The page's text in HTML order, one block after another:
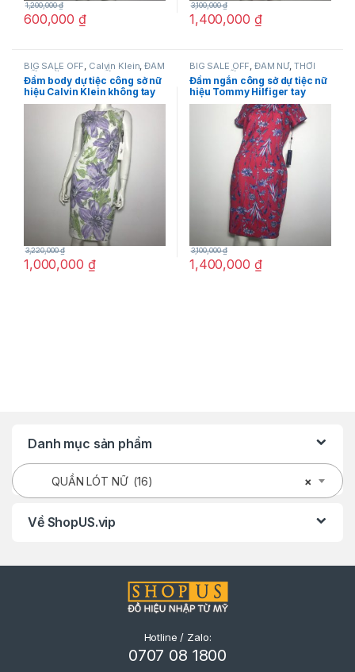
600,000 ₫
1,200,000₫
1,400,000 ₫
3,100,000₫
BIG SALE OFF, Calvin Klein,ĐẦM
NỮ, THỜI TRANG NỮ
Đầm body dự tiệc công sở nữ
hiệu Calvin Klein không tay
màu trắng họa tiết hoa màu
tím size 2 chính hãng
1,000,000 ₫
3,220,000₫
BIG SALE OFF,ĐẦM NỮ, THỜI
TRANG NỮ, Tommy Hilfiger
Đầm ngắn công sở dự tiệc nữ
hiệu Tommy Hilfiger tay
ngắn màu đỏ họa tiết hoa lá
size 8P chính hãng
1,400,000 ₫
3,100,000₫
Danh mục sản phẩm
×
QUẦN LÓT NỮ (16)
Về ShopUS.vip
Hotline / Zalo:
0707 08 1800